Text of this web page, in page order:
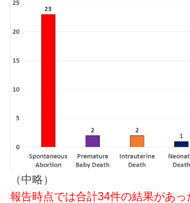
（中略）
報告時点では合計34件の結果があ